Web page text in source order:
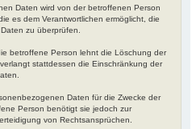
Daten wird von der betroffenen Person
es dem Verantwortlichen ermöglicht, die
zu überprüfen.
betroffene Person lehnt die Löschung der
stattdessen die Einschränkung der
Daten für die Zwecke der
Person benötigt sie jedoch zur
von Rechtsansprüchen.